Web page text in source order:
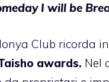
I will be
Club ricorda
awards. Nel